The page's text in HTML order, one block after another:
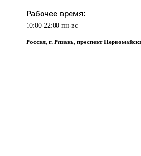
Рабочее время:
10:00-22:00 пн-вс
Россия, г. Рязань, проспект